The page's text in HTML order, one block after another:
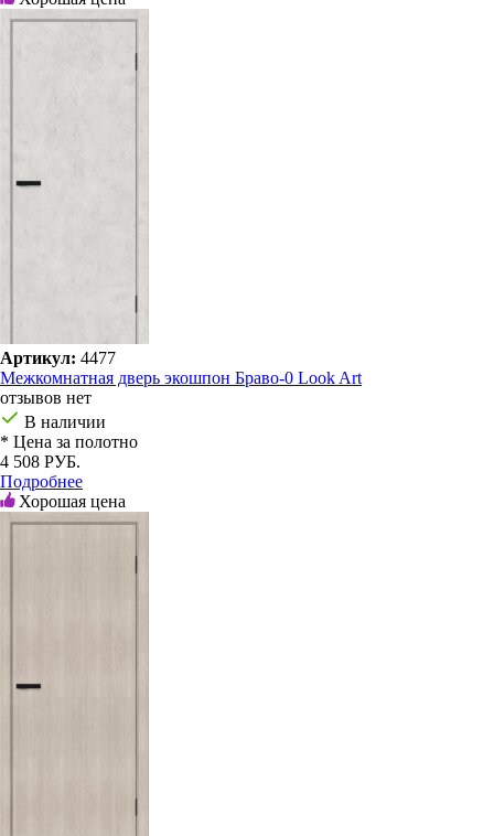
Артикул: 4477
Межкомнатная дверь экошпон Браво-0 Look Art
отзывов нет
В наличии
* Цена за полотно
4 508 РУБ.
Подробнее
Хорошая цена